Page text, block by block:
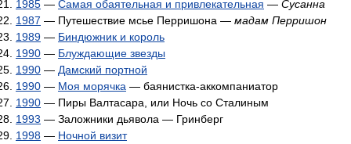
1985 — Самая обаятельная и привлекательная — Сусанна
1987 — Путешествие мсье Перришона — мадам Перришон
1989 — Биндюжник и король
1990 — Блуждающие звезды
1990 — Дамский портной
1990 — Моя морячка — баянистка-аккомпаниатор
1990 — Пиры Валтасара, или Ночь со Сталиным
1993 — Заложники дьявола — Гринберг
1998 — Ночной визит